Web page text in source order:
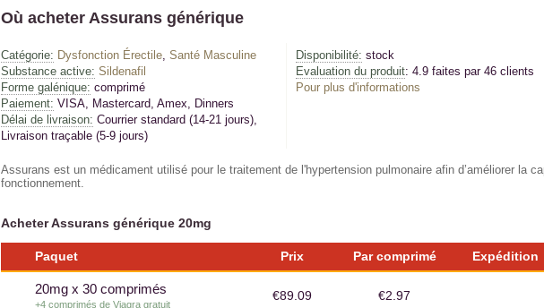
Où acheter Assurans générique
Catégorie: Dysfonction Érectile, Santé Masculine
Substance active: Sildenafil
Forme galénique: comprimé
Paiement: VISA, Mastercard, Amex, Dinners
Délai de livraison: Courrier standard (14-21 jours),
Livraison traçable (5-9 jours)
Disponibilité: stock
Evaluation du produit: 4.9 faites par 46 clients
Pour plus d'informations
Assurans est un médicament utilisé pour le traitement de l'hypertension pulmonaire afin d’améliorer la
fonctionnement.
Acheter Assurans générique 20mg
Paquet Prix Par comprimé Expédition
20mg x 30 comprimés
+4 comprimés de Viagra gratuit
€89.09 €2.97